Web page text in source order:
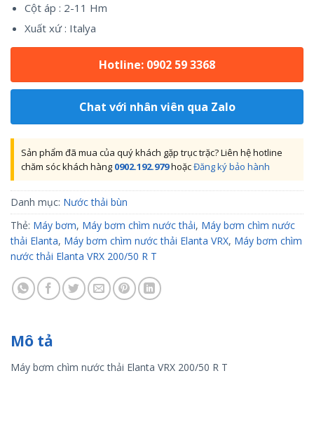
Cột áp : 2-11 Hm
Xuất xứ : Italya
Hotline: 0902 59 3368
Chat với nhân viên qua Zalo
Sản phẩm đã mua của quý khách gặp trục trặc? Liên hệ hotline
chăm sóc khách hàng 0902.192.979hoặcĐăng ký bảo hành
Danh mục: Nước thải bùn
Thẻ: Máy bơm, Máy bơm chìm nước thải, Máy bơm chìm nước
thải Elanta, Máy bơm chìm nước thải Elanta VRX, Máy bơm chìm
nước thải Elanta VRX 200/50 R T
Mô tả
Máy bơm chìm nước thải Elanta VRX 200/50 R T